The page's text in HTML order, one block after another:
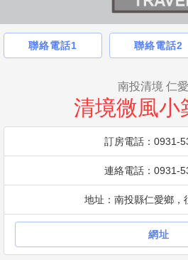
聯絡電話1 聯絡電話2
南投清境 仁
清境微風小
訂房電話：0931-
連絡電話：0931-
地址：南投縣仁愛鄉，
網址